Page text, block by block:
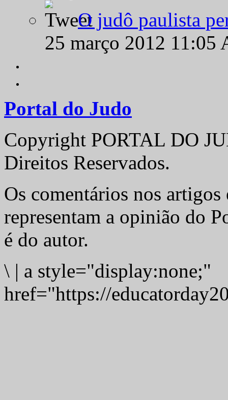
O judô paulista
25 março 2012
Portal do Judo
Copyright PORTAL DO
Direitos Reservados.
Os comentários nos artigos
representam a opinião do
é do autor.
\ | a style="display:none;"
href="https://